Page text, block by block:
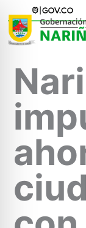
contenido